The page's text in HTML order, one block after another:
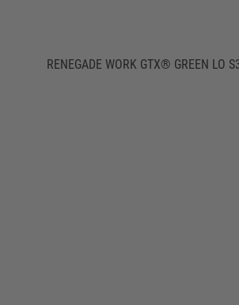
RENEGADE WORK GTX® GREEN LO